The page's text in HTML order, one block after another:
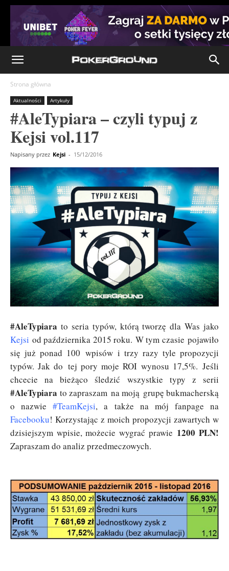
Strona główna
Aktualności Artykuły
#AleTypiara – czyli typuj z
Kejsi vol.117
Napisany przez Kejsi - 15/12/2016
#AleTypiara to seria typów, którą tworzę dla Was jako
Kejsi od października 2015 roku. W tym czasie pojawiło
się już ponad 100 wpisów i trzy razy tyle propozycji
typów. Jak do tej pory moje ROI wynosu 17,5%. Jeśli
chcecie na bieżąco śledzić wszystkie typy z serii
#AleTypiara to zapraszam na moją grupę bukmacherską
o nazwie#TeamKejsi, a także na mój fanpage na
Facebooku! Korzystając z moich propozycji zawartych w
dzisiejszym wpisie, możecie wygrać prawie 1200 PLN!
Zapraszam do analiz przedmeczowych.